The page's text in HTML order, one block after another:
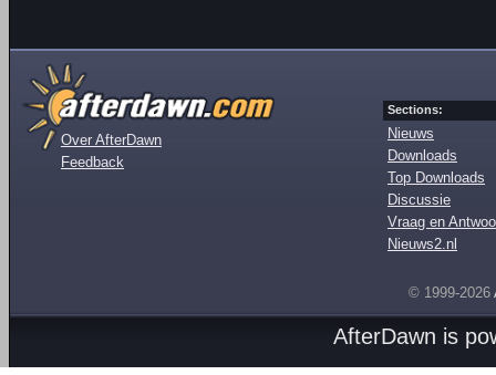
Over AfterDawn
Feedback
Sections:
Nieuws
Downloads
Top Downloads
Discussie
Vraag en
Nieuws2.nl
© 1999-2026
AfterDawn is